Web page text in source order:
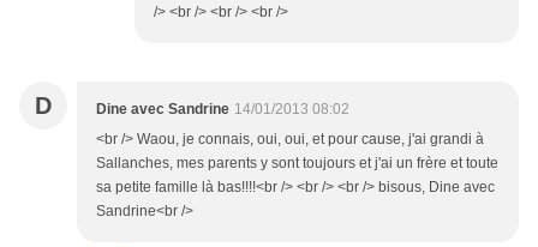
/> <br /> <br /> <br />
D Dine avec Sandrine 14/01/2013 08:02
<br /> Waou, je connais, oui, oui, et pour cause, j'ai grandi à
Sallanches, mes parents y sont toujours et j'ai un frère et toute
sa petite famille là bas!!!!<br /> <br /> <br /> bisous, Dine avec
Sandrine<br />